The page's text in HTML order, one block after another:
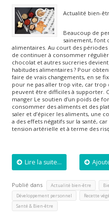
Actualité bien-
Beaucoup de
sainement, font
alimentaires. Au court des
de continuer à consommer
chocolat et autres sucreries
habitudes alimentaires ? Pour
faire de vrais changements, en se
pour ne pas aller trop vite, car
peuvent être difficiles à supporter.
manger Le soutien d’un poids de
consommer des aliments et des
saler et d’épicer les aliments, une
a des effets négatifs sur la santé,
tension artérielle et à terme des
Lire la suite...
Publié dans Actualité bien-être
Développement personnel Recette
Santé & Bien-être